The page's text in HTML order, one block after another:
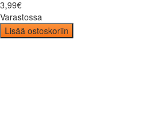
3,99€
Varastossa
Lisää ostoskoriin